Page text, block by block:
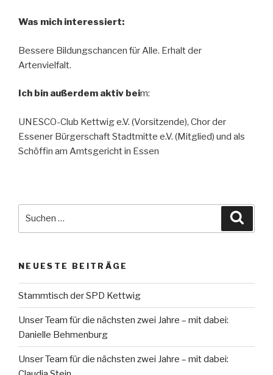
Was mich interessiert:
Bessere Bildungschancen für Alle. Erhalt der
Artenvielfalt.
Ich bin außerdem aktiv beim:
UNESCO-Club Kettwig e.V. (Vorsitzende), Chor der
Essener Bürgerschaft Stadtmitte e.V. (Mitglied) und als
Schöffin am Amtsgericht in Essen
NEUESTE BEITRÄGE
Stammtisch der SPD Kettwig
Unser Team für die nächsten zwei Jahre – mit dabei:
Danielle Behmenburg
Unser Team für die nächsten zwei Jahre – mit dabei: